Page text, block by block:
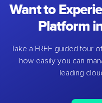
Want to
Platform
Take a FREE guided tour
how easily you can
leading